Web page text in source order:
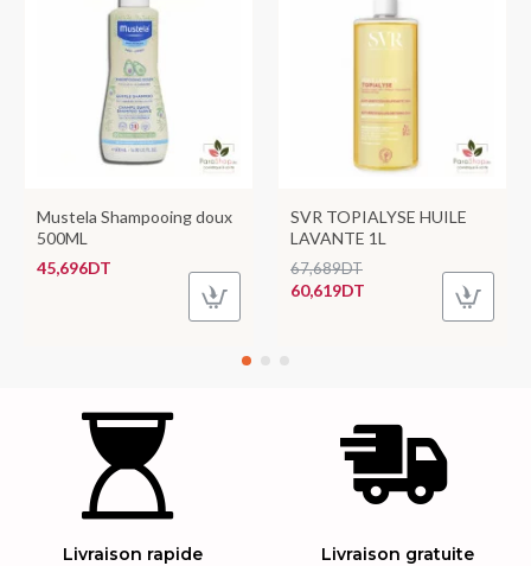
Mustela Shampooing doux
500ML
45,696DT
SVR TOPIALYSE HUILE
LAVANTE 1L
60,619DT
67,689DT
Livraison rapide Livraison gratuite